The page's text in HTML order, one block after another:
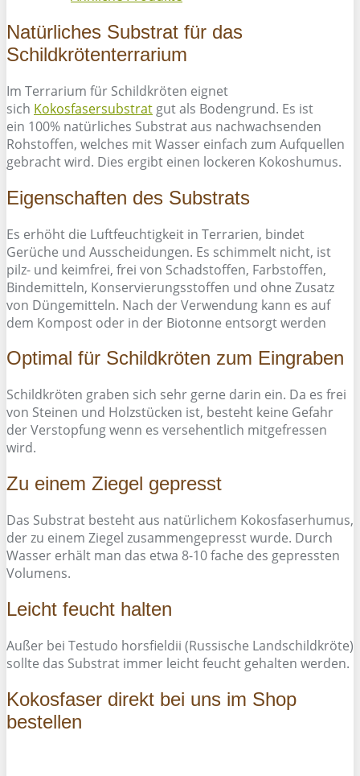
Natürliches Substrat für das
Schildkrötenterrarium
Im Terrarium für Schildkröten eignet
sich Kokosfasersubstrat gut als Bodengrund. Es ist
ein 100% natürliches Substrat aus nachwachsenden
Rohstoffen, welches mit Wasser einfach zum Aufquellen
gebracht wird. Dies ergibt einen lockeren Kokoshumus.
Eigenschaften des Substrats
Es erhöht die Luftfeuchtigkeit in Terrarien, bindet
Gerüche und Ausscheidungen. Es schimmelt nicht, ist
pilz- und keimfrei, frei von Schadstoffen, Farbstoffen,
Bindemitteln, Konservierungsstoffen und ohne Zusatz
von Düngemitteln. Nach der Verwendung kann es auf
dem Kompost oder in der Biotonne entsorgt werden
Optimal für Schildkröten zum Eingraben
Schildkröten graben sich sehr gerne darin ein. Da es frei
von Steinen und Holzstücken ist, besteht keine Gefahr
der Verstopfung wenn es versehentlich mitgefressen
wird.
Zu einem Ziegel gepresst
Das Substrat besteht aus natürlichem Kokosfaserhumus,
der zu einem Ziegel zusammengepresst wurde. Durch
Wasser erhält man das etwa 8-10 fache des gepressten
Volumens.
Leicht feucht halten
Außer bei Testudo horsfieldii (Russische Landschildkröte)
sollte das Substrat immer leicht feucht gehalten werden.
Kokosfaser direkt bei uns im Shop
bestellen